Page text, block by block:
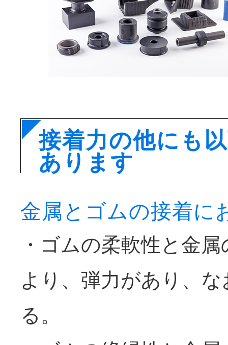
接着力の他にも
あります
金属とゴムの接着に
・ゴムの柔軟性と金
より、弾力があり、
る。